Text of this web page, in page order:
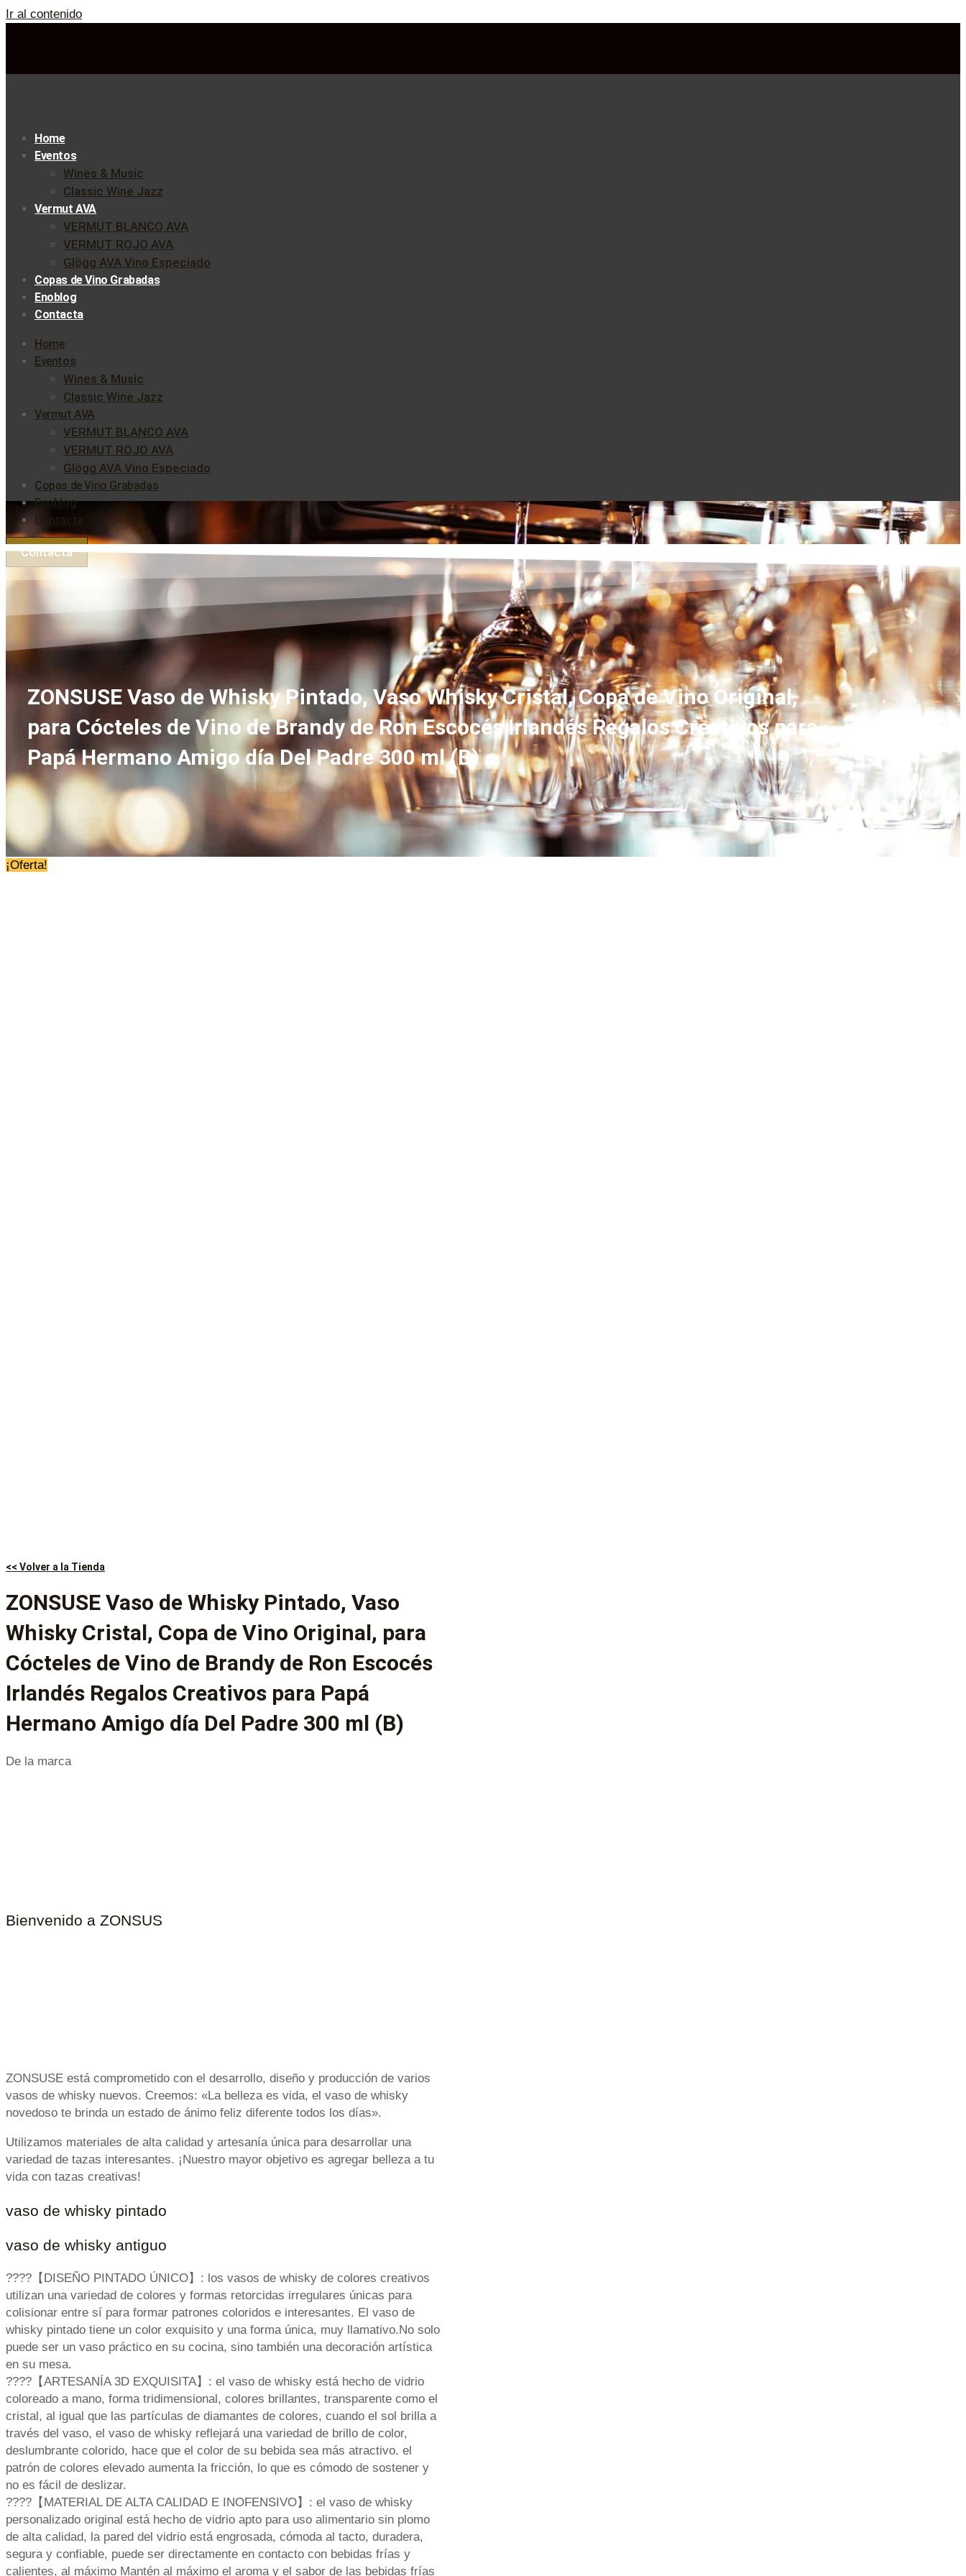
Ir al contenido
Home
Eventos
Wines & Music
Classic Wine Jazz
Vermut AVA
VERMUT BLANCO AVA
VERMUT ROJO AVA
Glögg AVA Vino Especiado
Copas de Vino Grabadas
Enoblog
Contacta
Home
Eventos
Wines & Music
Classic Wine Jazz
Vermut AVA
VERMUT BLANCO AVA
VERMUT ROJO AVA
Glögg AVA Vino Especiado
Copas de Vino Grabadas
Enoblog
Contacta
Contacta
ZONSUSE Vaso de Whisky Pintado, Vaso Whisky Cristal, Copa de Vino Original,
para Cócteles de Vino de Brandy de Ron Escocés Irlandés Regalos Creativos para
Papá Hermano Amigo día Del Padre 300 ml (B)
¡Oferta!
<< Volver a la Tienda
ZONSUSE Vaso de Whisky Pintado, Vaso
Whisky Cristal, Copa de Vino Original, para
Cócteles de Vino de Brandy de Ron Escocés
Irlandés Regalos Creativos para Papá
Hermano Amigo día Del Padre 300 ml (B)
De la marca
Bienvenido a ZONSUS
ZONSUSE está comprometido con el desarrollo, diseño y producción de varios
vasos de whisky nuevos. Creemos: «La belleza es vida, el vaso de whisky
novedoso te brinda un estado de ánimo feliz diferente todos los días».
Utilizamos materiales de alta calidad y artesanía única para desarrollar una
variedad de tazas interesantes. ¡Nuestro mayor objetivo es agregar belleza a tu
vida con tazas creativas!
vaso de whisky pintado
vaso de whisky antiguo
????【DISEÑO PINTADO ÚNICO】: los vasos de whisky de colores creativos
utilizan una variedad de colores y formas retorcidas irregulares únicas para
colisionar entre sí para formar patrones coloridos e interesantes. El vaso de
whisky pintado tiene un color exquisito y una forma única, muy llamativo.No solo
puede ser un vaso práctico en su cocina, sino también una decoración artística
en su mesa.
????【ARTESANÍA 3D EXQUISITA】: el vaso de whisky está hecho de vidrio
coloreado a mano, forma tridimensional, colores brillantes, transparente como el
cristal, al igual que las partículas de diamantes de colores, cuando el sol brilla a
través del vaso, el vaso de whisky reflejará una variedad de brillo de color,
deslumbrante colorido, hace que el color de su bebida sea más atractivo. el
patrón de colores elevado aumenta la fricción, lo que es cómodo de sostener y
no es fácil de deslizar.
????【MATERIAL DE ALTA CALIDAD E INOFENSIVO】: el vaso de whisky
personalizado original está hecho de vidrio apto para uso alimentario sin plomo
de alta calidad, la pared del vidrio está engrosada, cómoda al tacto, duradera,
segura y confiable, puede ser directamente en contacto con bebidas frías y
calientes, al máximo Mantén al máximo el aroma y el sabor de las bebidas frías